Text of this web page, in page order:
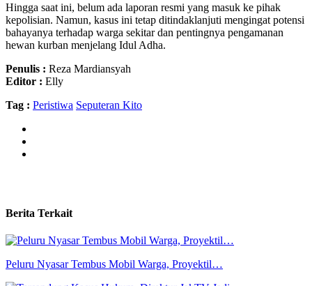
Hingga saat ini, belum ada laporan resmi yang masuk ke pihak
kepolisian. Namun, kasus ini tetap ditindaklanjuti mengingat potensi
bahayanya terhadap warga sekitar dan pentingnya pengamanan
hewan kurban menjelang Idul Adha.
Penulis : Reza Mardiansyah
Editor : Elly
Tag : Peristiwa Seputeran Kito
Berita Terkait
Peluru Nyasar Tembus Mobil Warga, Proyektil…